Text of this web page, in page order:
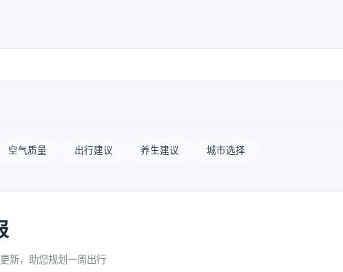
空气质量 出行建议 养生建议 城市选择
新，助您规划一周出行